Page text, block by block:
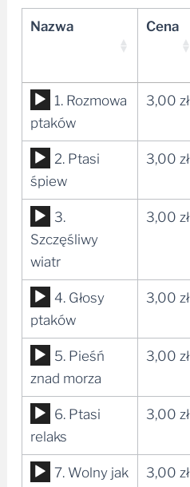
Nazwa Cena
Odtwarzacz
plików
dźwiękowych
1. Rozmowa
ptaków
3,00 zł
Odtwarzacz
plików
dźwiękowych
2. Ptasi
śpiew
3,00 zł
Odtwarzacz
plików
dźwiękowych
3.
Szczęśliwy
wiatr
3,00 zł
Odtwarzacz
plików
dźwiękowych
4. Głosy
ptaków
3,00 zł
Odtwarzacz
plików
dźwiękowych
5. Pieśń
znad morza
3,00 zł
Odtwarzacz
plików
dźwiękowych
6. Ptasi
relaks
3,00 zł
Odtwarzacz
7. Wolny jak
3,00 zł